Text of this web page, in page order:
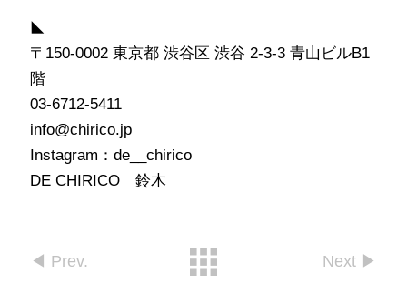
◣
〒150-0002 東京都 渋谷区 渋谷 2-3-3 青山ビルB1
階
03-6712-5411
info@chirico.jp
Instagram：de__chirico
DE CHIRICO 鈴木
◀︎ Prev. Next ▶︎︎